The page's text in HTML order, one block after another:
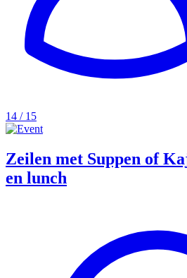
14 / 15
Zeilen met Suppen of
en lunch